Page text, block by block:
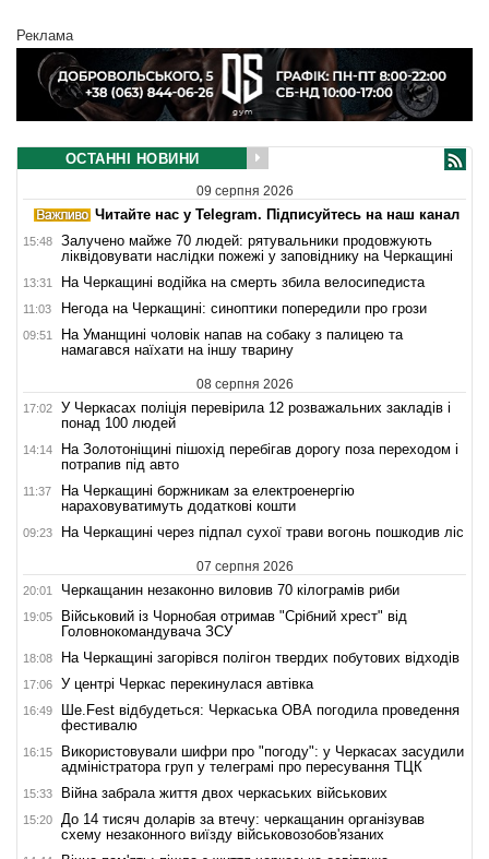
Реклама
ОСТАННІ НОВИНИ
09 серпня 2026
Читайте нас у Telegram. Підписуйтесь на наш канал
15:48
Залучено майже 70 людей: рятувальники продовжують
ліквідовувати наслідки пожежі у заповіднику на Черкащині
13:31 На Черкащині водійка на смерть збила велосипедиста
11:03 Негода на Черкащині: синоптики попередили про грози
09:51
На Уманщині чоловік напав на собаку з палицею та
намагався наїхати на іншу тварину
08 серпня 2026
17:02
У Черкасах поліція перевірила 12 розважальних закладів і
понад 100 людей
14:14
На Золотоніщині пішохід перебігав дорогу поза переходом і
потрапив під авто
11:37
На Черкащині боржникам за електроенергію
нараховуватимуть додаткові кошти
09:23 На Черкащині через підпал сухої трави вогонь пошкодив ліс
07 серпня 2026
20:01 Черкащанин незаконно виловив 70 кілограмів риби
19:05
Військовий із Чорнобая отримав "Срібний хрест" від
Головнокомандувача ЗСУ
18:08 На Черкащині загорівся полігон твердих побутових відходів
17:06 У центрі Черкас перекинулася автівка
16:49
Ше.Fest відбудеться: Черкаська ОВА погодила проведення
фестивалю
16:15
Використовували шифри про "погоду": у Черкасах засудили
адміністратора груп у телеграмі про пересування ТЦК
15:33 Війна забрала життя двох черкаських військових
15:20
До 14 тисяч доларів за втечу: черкащанин організував
схему незаконного виїзду військовозобов'язаних